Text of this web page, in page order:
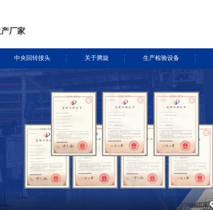
厂家
中央回转接头
挖掘机旋转接头
履带吊旋转接头
盾构机旋转接头
消防车旋转接头
起重机旋转接头
关于腾旋
资质证书
专利证书
腾旋风采
生产检验设备
生产设备
检测设备